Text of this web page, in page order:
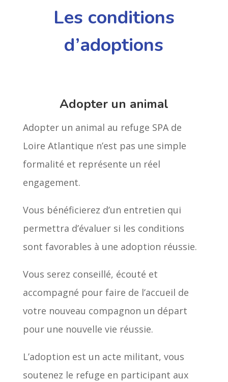
Les conditions
d’adoptions
Adopter un animal
Adopter un animal au refuge SPA de
Loire Atlantique n’est pas une simple
formalité et représente un réel
engagement.
Vous bénéficierez d’un entretien qui
permettra d’évaluer si les conditions
sont favorables à une adoption réussie.
Vous serez conseillé, écouté et
accompagné pour faire de l’accueil de
votre nouveau compagnon un départ
pour une nouvelle vie réussie.
L’adoption est un acte militant, vous
soutenez le refuge en participant aux